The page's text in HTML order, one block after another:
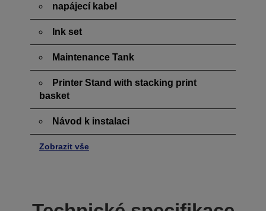
napájecí kabel
Ink set
Maintenance Tank
Printer Stand with stacking print
basket
Návod k instalaci
Zobrazit vše